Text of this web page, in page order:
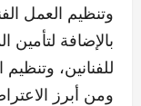
وتنظيم العمل
بالإضافة لتأمين
للفنانين، وتنظيم
ومن أبرز